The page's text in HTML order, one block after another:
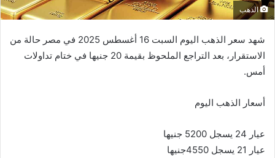
الذهب
شهد سعر الذهب اليوم السبت 16 أغسطس 2025 في مصر حالة من
الاستقرار، بعد التراجع الملحوظ بقيمة 20 جنيها في ختام تداولات
أمس.
أسعار الذهب اليوم
عيار 24 يسجل 5200 جنيها
عيار 21 يسجل 4550جنيها